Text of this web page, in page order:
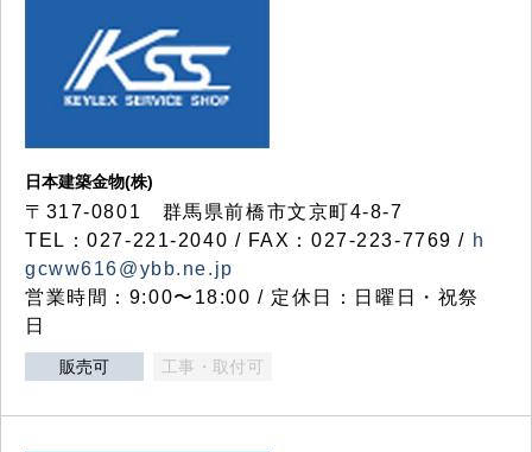
日本建築金物(株)
〒317‐0801 群馬県前橋市文京町4-8-7
TEL：027-221-2040 / FAX：027-223-7769 / h
gcww616@ybb.ne.jp
営業時間：9:00〜18:00 / 定休日：日曜日・祝祭
日
販売可 工事・取付可